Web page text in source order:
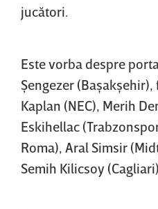
jucători.
Este vorba despre
Şengezer
Kaplan (NEC), Merih
Eskihellac
Roma), Aral Simsir
Semih Kilicsoy